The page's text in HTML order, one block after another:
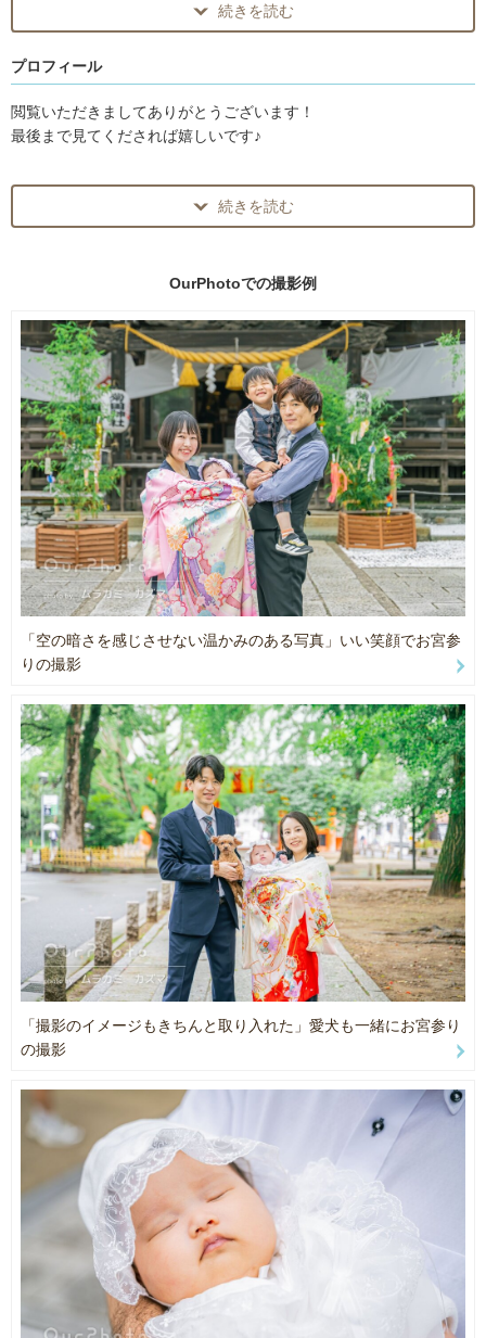
※スケジュールが〇になっていても移動時間の兼ね合いや別件の撮
影により撮影が難しい場合がございます。
🏆OurPhotoでの経歴 2023年～現在まで🏆
～2024年 年間受賞～
～2024年 優秀作品賞～
・全国人気フォトグラファーランキング 【 1位⭐ 】
～七五三～
・全国人気フォトグラファーランキング 【 2位⭐ 】
～友達～
・全国人気フォトグラファーランキング 【 1位⭐ 】
～家族～
・全国人気フォトグラファーランキング 【 1位⭐ 】
～カップル～
・全国人気フォトグラファーランキング 【 3位⭐ 】
・某TV放送にて占いコーナーで写真が紹介📹
・夕方放送のテレビ番組にて撮影に関する取材されました📹
・地元 鹿児島にて2日間に渡る個展を開催🌱
＊・・・・・・・・・・・・・・・＊
【お貸し出し撮影アイテム(無料)】
下記の撮影アイテムは無料でお貸し出しできます。
ただし持ち運べる量に限りがあるため、複数アイテムのご希望はお
断りさせていただく場合があります。
アイテムのサンプル写真をご覧になりたい場合にはお気軽にお問い
合わせください。
※小物の貸し出しを希望の場合は必ず事前にお教えくださいませ。
〇お宮参り・お食い初め
・祝い着（男女ともに4種類ずつ）
・専用よだれかけとベビー帽子
・袴ロンパース（女の子用4種類、男の子用4種類）
○七五三用
・和傘(赤/ピンク/青/紫/青)
・木製数字パネル（0～9）
・おでこはめえほん
○バースデイイベント用
続きを読む
プロフィール
閲覧いただきましてありがとうございます！
最後まで見てくだされば嬉しいです♪
多くのカメラマンの中からご閲覧頂き誠にありがとうございます！
【ムラカミさんとは？】
・1996年生まれの生粋の鹿児島県生まれ、鹿児島県育ち⛰️
・2018年に芸人を目指しながらスタジオフォトグラファーとして活
動開始し、M1グランプリ、キングオブコント出場経験あり！
・2020年に芸人の夢を終えて、本格的にフォトグラファーを中心に
活動📷
・2023年よりスタジオから独立をし、フリーランスで活動開始📷
※スタジオ時代では新店舗の立ち上げと店長経験あり♪
＜こんな撮影をしてきました！＞
家族写真、子ども写真、お宮参り・百日、ウエディング、広告写
真、不動産写真、宣材写真、
ティ、イベント、法人撮影
2：撮影メリット
・フォトスタジオでの撮影経験があるため、スピーディーにたくさ
んのバリエーションで撮らせていただきます！
・緊張しい方でもリラックスして会話しながら撮影を進めるので自
然な笑顔が出やすいです！
・小さいお子様でも全力で遊びながら撮影するので短時間で仲良く
3：撮影への思い
実際にお会いすると実感するかと思いますが、『鹿児島弁訛り』が
芸人で培ったコミュニティー能力とその場の空気感を自在にコント
ロールすることを武器に
撮影をさせていただいてます！
スタジオフォトグラファーから現在に至るまで約3000組程のご家族
様とお会いしてきました。
撮影中は子ども達と距離を近づくために遊びながら、笑顔のツボを
引き出し撮影をしてきた実績があります！！
もちろん人見知りがあるお子様や、緊張してしまうお子様もたくさ
続きを読む
OurPhotoでの撮影例
「空の暗さを感じさせない温かみのある写真」いい笑顔でお宮参
りの撮影
「撮影のイメージもきちんと取り入れた」愛犬も一緒にお宮参り
の撮影